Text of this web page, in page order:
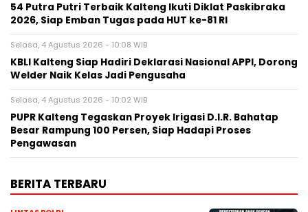
54 Putra Putri Terbaik Kalteng Ikuti Diklat Paskibraka
2026, Siap Emban Tugas pada HUT ke-81 RI
Selasa, 4 Agustus 2026 - 10:08 WIB
KBLI Kalteng Siap Hadiri Deklarasi Nasional APPI, Dorong
Welder Naik Kelas Jadi Pengusaha
Selasa, 4 Agustus 2026 - 10:02 WIB
PUPR Kalteng Tegaskan Proyek Irigasi D.I.R. Bahatap
Besar Rampung 100 Persen, Siap Hadapi Proses
Pengawasan
BERITA TERBARU